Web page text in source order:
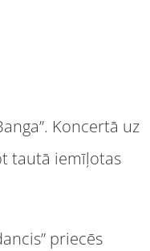
Koncertā uz
tautā iemīļotas
priecēs